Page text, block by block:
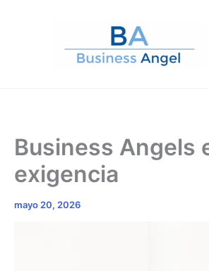
Business Angels
exigencia
mayo 20, 2026